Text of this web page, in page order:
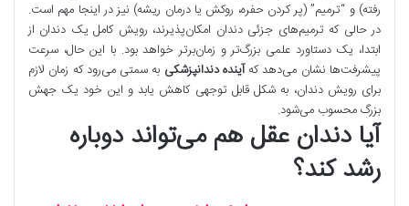
رفته) و “ترمیم” (پر کردن حفره، روکش یا درمان ریشه) نیز در اینجا مهم است.
در حالی که ترمیم‌های جزئی دندان امکان‌پذیرند، رویش کامل یک دندان از
ابتدا، یک دستاورد علمی بزرگ‌تر و زمان‌برتر خواهد بود. با این حال، سرعت
پیشرفت‌ها نشان می‌دهد که آینده دندانپزشکی به سمتی می‌رود که زمان لازم
برای رویش دندان، به شکل قابل توجهی کاهش یابد و این خود یک جهش
بزرگ محسوب می‌شود.
آیا دندان عقل هم می‌تواند دوباره
رشد کند؟